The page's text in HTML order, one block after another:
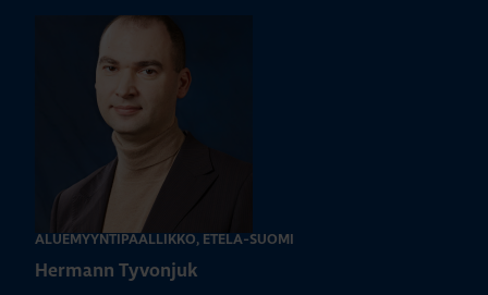
ALUEMYYNTIPÄÄLLIKKÖ, ETELÄ-SUOMI
Hermann Tyvonjuk